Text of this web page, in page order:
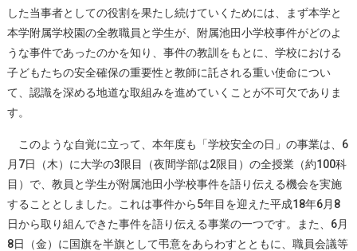
した当事者としての役割を果たし続けていくためには、まず本学と
本学附属学校園の全教職員と学生が、附属池田小学校事件がどのよ
うな事件であったのかを知り、事件の教訓をもとに、学校における
子どもたちの安全確保の重要性と教師に託される重い使命につい
て、認識を深める地道な取組みを進めていくことが不可欠でありま
す。
このような自覚に立って、本年度も「学校安全の日」の事業は、6
月7日（木）に大学の3限目（夜間学部は2限目）の全授業（約100科
目）で、教員と学生が附属池田小学校事件を語り伝える機会を実施
することとしました。これは事件から5年目を迎えた平成18年6月8
日から取り組んできた事件を語り伝える事業の一つです。また、6月
8日（金）に国旗を半旗として弔意をあらわすとともに、職員会議等